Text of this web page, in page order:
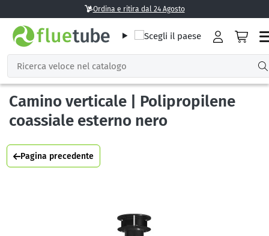
Ordina e ritira dal 24 Agosto
Camino verticale | Polipropilene
coassiale esterno nero
Pagina precedente